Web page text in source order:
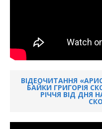
ВІДЕОЧИТАННЯ
БАЙКИ ГРИГОРІЯ
РІЧЧЯ ВІД ДНЯ